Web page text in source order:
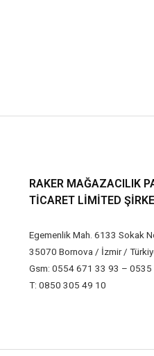
RAKER MAĞAZACILIK
TICARET LIMITED
Egemenlik Mah. 6133 Sokak
35070 Bornova / İzmir /
Gsm: 0554 671 33 93 –
T: 0850 305 49 10